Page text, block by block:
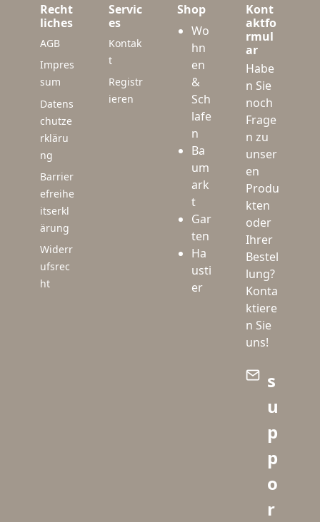
Recht
liches
AGB
Impres
sum
Datens
chutze
rkläru
ng
Barrier
efreihe
itserkl
ärung
Widerr
ufsrec
ht
Servic
es
Kontak
t
Registr
ieren
Shop
Wo
hn
en
&
Sch
lafe
n
Ba
um
ark
t
Gar
ten
Ha
usti
er
Kont
aktfo
rmul
ar
Habe
n Sie
noch
Frage
n zu
unser
en
Produ
kten
oder
Ihrer
Bestel
lung?
Konta
ktiere
n Sie
uns!
s
u
p
p
o
r